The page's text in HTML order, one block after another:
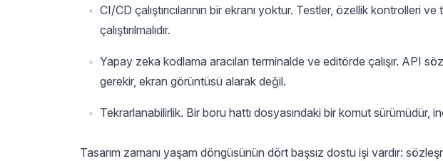
CI/CD çalıştırıcılarının bir ekranı yoktur. Testler, özellik kontrolleri
çalıştırılmalıdır.
Yapay zeka kodlama aracıları terminalde ve editörde çalışır. API
gerekir, ekran görüntüsü alarak değil.
Tekrarlanabilirlik. Bir boru hattı dosyasındaki bir komut sürümüdür,
Tasarım zamanı yaşam döngüsünün dört başsız dostu işi vardır: